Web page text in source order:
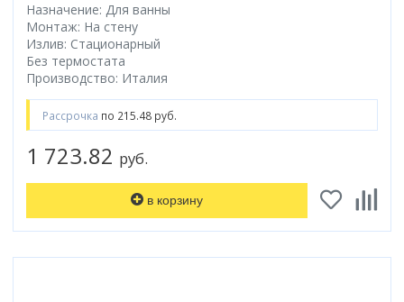
Назначение: Для ванны
Монтаж: На стену
Излив: Стационарный
Без термостата
Производство: Италия
Рассрочка по 215.48 руб.
1 723.82 руб.
в корзину